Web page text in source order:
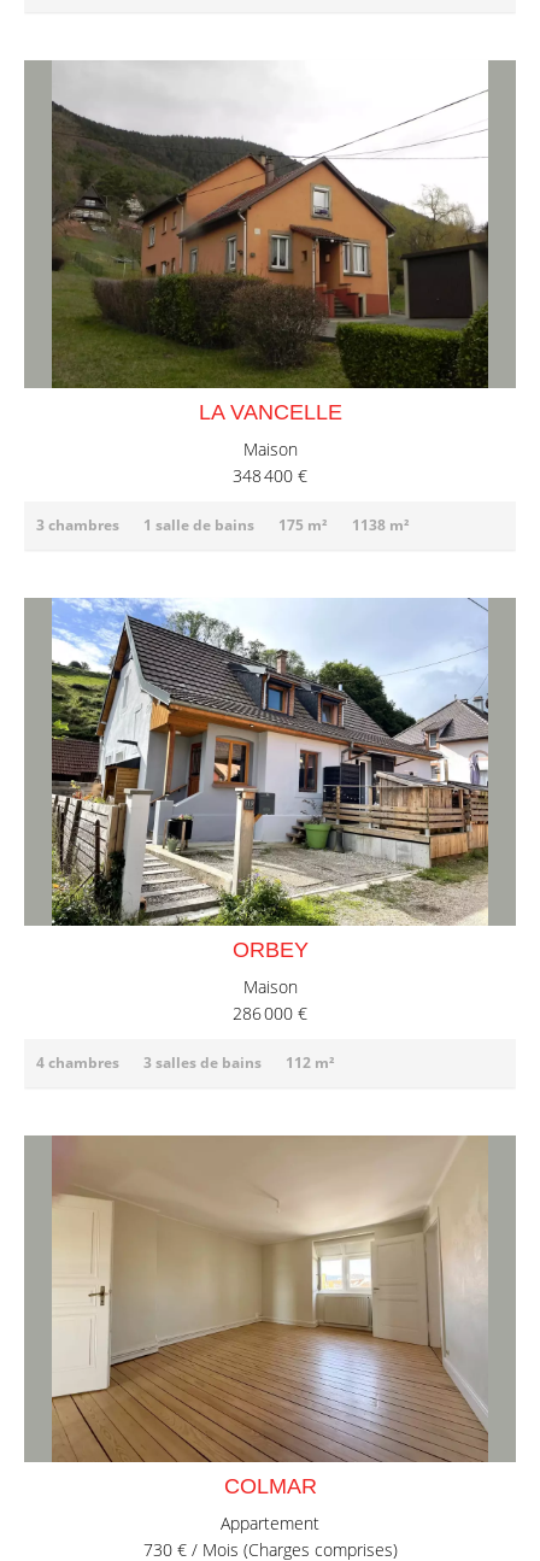
LA VANCELLE
Maison
348 400 €
3 chambres 1 salle de bains 175 m² 1138 m²
ORBEY
Maison
286 000 €
4 chambres 3 salles de bains 112 m²
COLMAR
Appartement
730 € / Mois (Charges comprises)